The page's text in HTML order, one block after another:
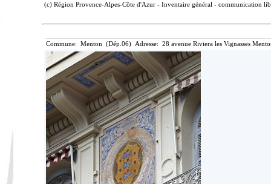
(c) Région Provence-Alpes-Côte d'Azur - Inventaire général - communication
Commune: Menton (Dép.06) Adresse: 28 avenue Riviera les Vignasses